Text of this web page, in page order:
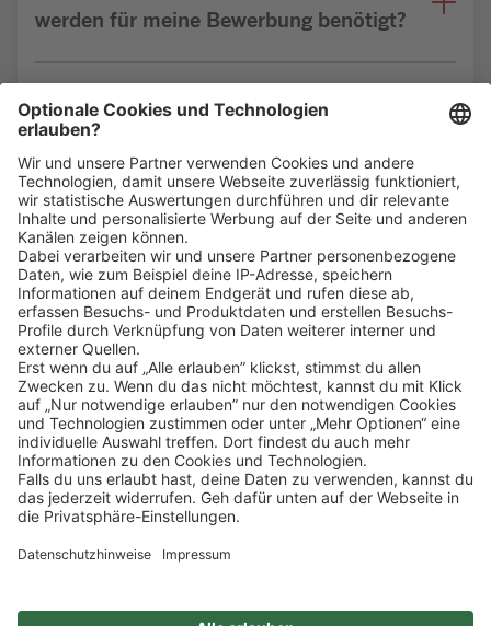
werden für meine Bewerbung benötigt?
Bin ich für die Stelle geeignet?
Klickehier, um alle offenen Jobs zu sehen.
Impressum Datenschutz
Privatsphäre-Einstellungen
FAQ
Veranstaltungen
Sitemap